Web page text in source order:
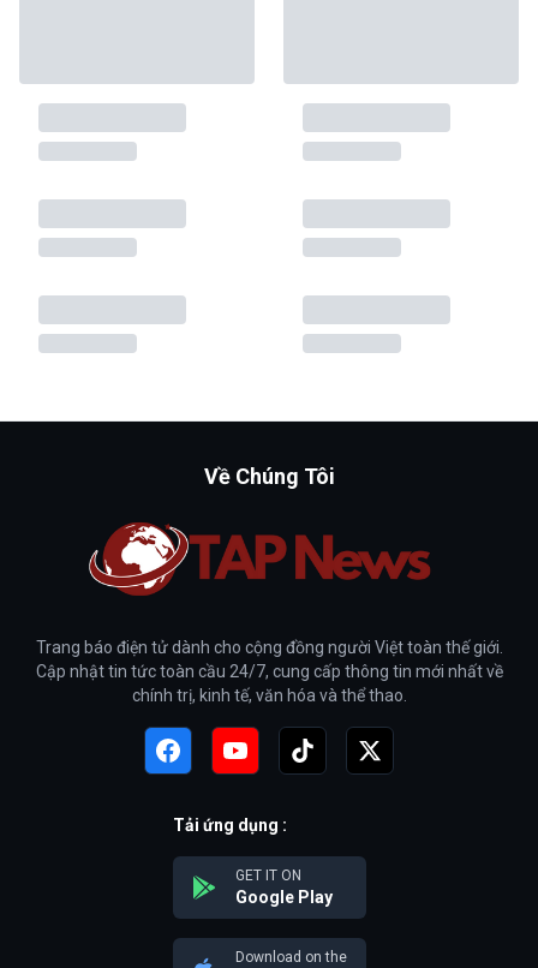
Về Chúng Tôi
Trang báo điện tử dành cho cộng đồng người Việt toàn thế giới.
Cập nhật tin tức toàn cầu 24/7, cung cấp thông tin mới nhất về
chính trị, kinh tế, văn hóa và thể thao.
Tải ứng dụng :
GET IT ON
Google Play
Download on the